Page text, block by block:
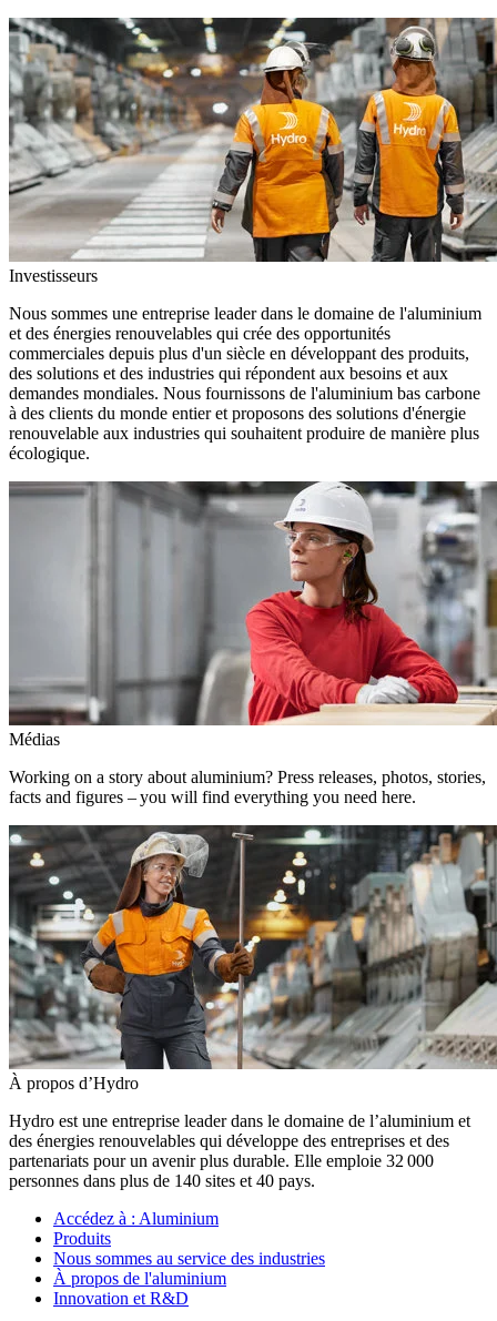
Investisseurs
Nous sommes une entreprise leader dans le domaine de l'aluminium
et des énergies renouvelables qui crée des opportunités
commerciales depuis plus d'un siècle en développant des produits,
des solutions et des industries qui répondent aux besoins et aux
demandes mondiales. Nous fournissons de l'aluminium bas carbone
à des clients du monde entier et proposons des solutions d'énergie
renouvelable aux industries qui souhaitent produire de manière plus
écologique.
Médias
Working on a story about aluminium? Press releases, photos, stories,
facts and figures – you will find everything you need here.
À propos d’Hydro
Hydro est une entreprise leader dans le domaine de l’aluminium et
des énergies renouvelables qui développe des entreprises et des
partenariats pour un avenir plus durable. Elle emploie 32 000
personnes dans plus de 140 sites et 40 pays.
Accédez à : Aluminium
Produits
Nous sommes au service des industries
À propos de l'aluminium
Innovation et R&D